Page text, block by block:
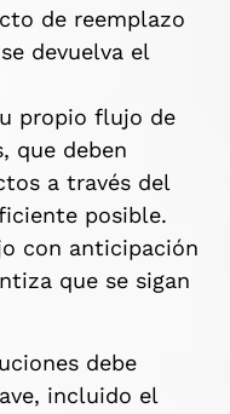
de reemplazo
devuelva el
propio flujo de
que deben
a través del
posible.
con anticipación
que se sigan
debe
incluido el